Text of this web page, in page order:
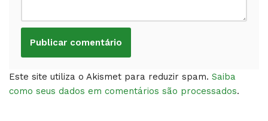
Este site utiliza o Akismet para reduzir spam. Saiba
como seus dados em comentários são processados.